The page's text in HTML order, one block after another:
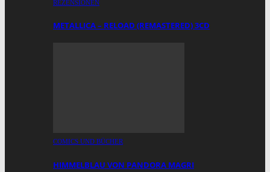
REZENSIONEN
METALLICA – RELOAD (REMASTERED) 3CD
COMICS UND BÜCHER
HIMMELBLAU VON PANDORA MAGRI